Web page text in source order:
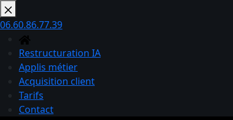
Passer
au
contenu
06.60.86.77.39
Restructuration IA
Applis métier
Acquisition client
Tarifs
Contact